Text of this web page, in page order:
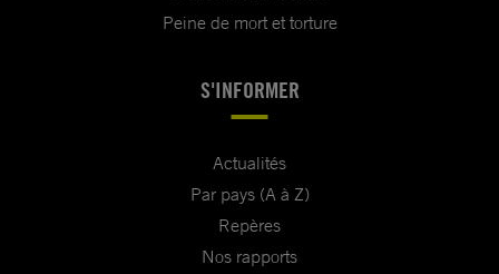
Peine de mort et torture
S'INFORMER
Actualités
Par pays (A à Z)
Repères
Nos rapports